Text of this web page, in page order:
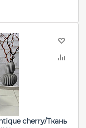
cherry/Ткань